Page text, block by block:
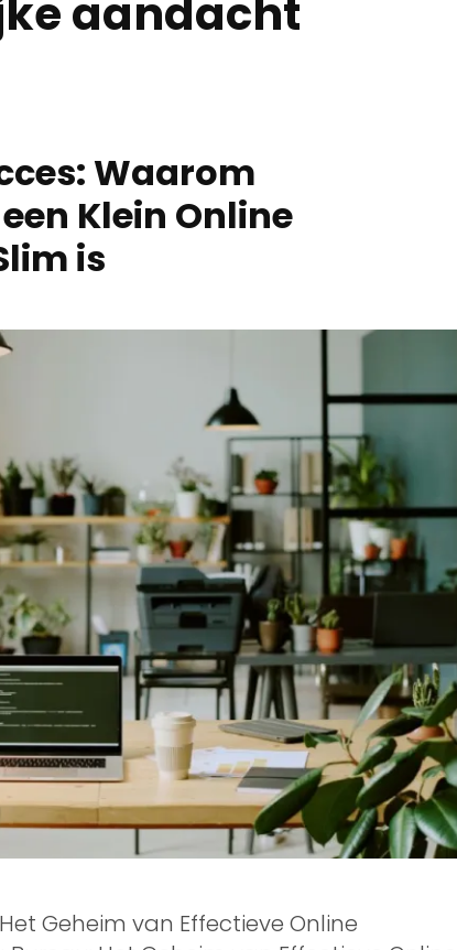
aandacht
Waarom
Klein Online
is
Geheim van Effectieve Online